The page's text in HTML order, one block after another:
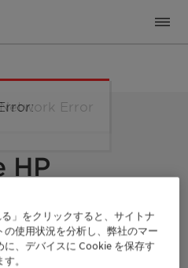
HP
olive oil derivative that
Glycation Endproducts
of aging signs. It is obtained
oil production.
Network Error
」をクリックすると、サイトナ
使用状況を分析し、弊社のマー
、デバイスに Cookie を保存す
。